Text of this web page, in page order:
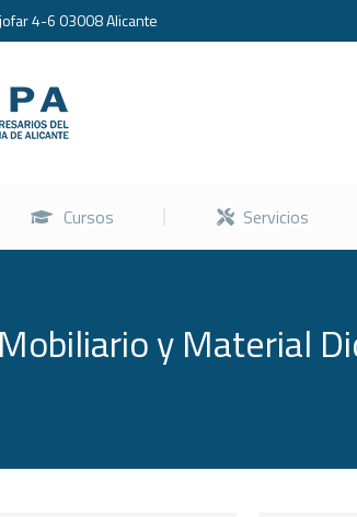
4-6 03008 Alicante
Cursos Servicios
y Material
Home Cursos